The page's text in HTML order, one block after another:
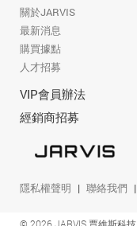
關於JARVIS
最新消息
購買據點
人才招募
VIP會員辦法
經銷商招募
隱私權聲明 聯絡我們
© 2026 JARVIS 賈維斯科技.